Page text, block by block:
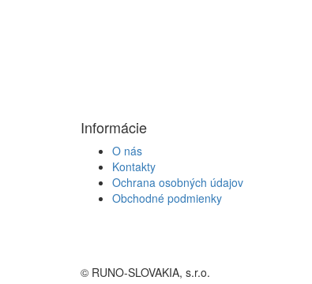
Informácie
O nás
Kontakty
Ochrana osobných údajov
Obchodné podmienky
© RUNO-SLOVAKIA, s.r.o.